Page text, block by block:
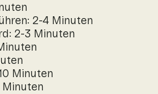
2-4 Minuten
2-3 Minuten
Minuten
Minuten